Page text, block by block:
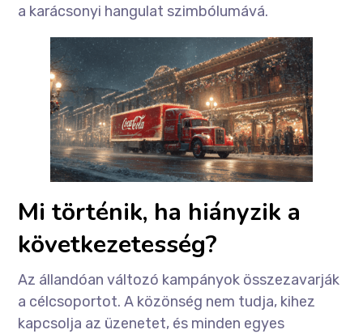
a karácsonyi hangulat szimbólumává.
Mi történik, ha hiányzik a
következetesség?
Az állandóan változó kampányok összezavarják
a célcsoportot. A közönség nem tudja, kihez
kapcsolja az üzenetet, és minden egyes